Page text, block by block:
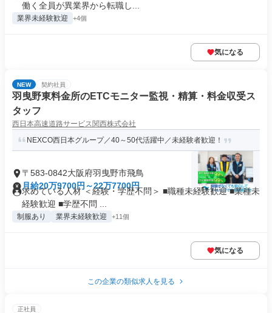
働く全員が異業界から転職し...
業界未経験歓迎 +4個
気になる
NEW 契約社員
羽曳野東料金所のETCモニター監視・精算・料金収受ス
タッフ
西日本高速道路サービス関西株式会社
NEXCO西日本グループ／40～50代活躍中／未経験者歓迎！
〒583-0842大阪府羽曳野市飛鳥
月給20万9700円～22万7700円
求めている人材 ＜経験・学歴不問＞ ■職種未経験歓迎 ■業種未
経験歓迎 ■学歴不問 ...
制服あり 業界未経験歓迎 +11個
気になる
この企業の類似求人を見る
正社員